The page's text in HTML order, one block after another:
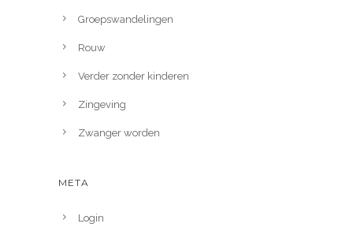
Groepswandelingen
Rouw
Verder zonder kinderen
Zingeving
Zwanger worden
META
Login